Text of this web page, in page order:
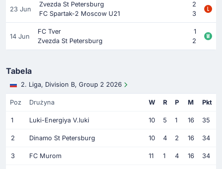
23 Jun
Zvezda St Petersburg
2
FC Spartak-2 Moscow U21
3
14 Jun
FC Tver
1
Zvezda St Petersburg
2
Tabela
2. Liga, Division B, Group 2 2026
Poz Drużyna W R P M Pkt
1 Luki-Energiya V.luki 10 5 1 16 35
2 Dinamo St Petersburg 10 4 2 16 34
3 FC Murom 11 1 4 16 34